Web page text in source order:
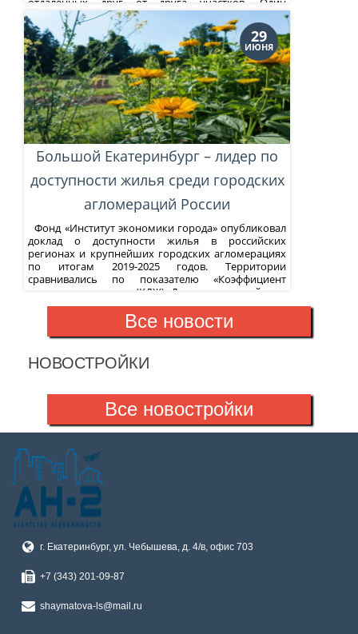
расположен в районе улиц Народной воли –
Куйбышева, второй – рядом с перекрёстком ул.
Попова и Хохрякова (см. нашу карту). Компания,
которая будет осуществлять проект КРТ, должна
будет обустроить...
Большой Екатеринбург – лидер по
доступности жилья среди городских
агломераций России
29
ИЮНЯ
Фонд «Институт экономики города» опубликовал
доклад о доступности жилья в российских
регионах и крупнейших городских агломерациях
по итогам 2019-2025 годов. Территории
сравнивались по показателю «Коэффициент
доступности жилья» (КДЖ). Для агломераций этот
показатель рассчитывался как отношение
медианной цены жилой единицы на рынке к
медианному семейному доходу. Фактически КДЖ
говорит о...
Все новости
НОВОСТРОЙКИ
Все новостройки
г. Екатеринбург, ул. Чебышева, д. 4/в, офис 703
+7 (343) 201-09-87
shaymatova-ls@mail.ru